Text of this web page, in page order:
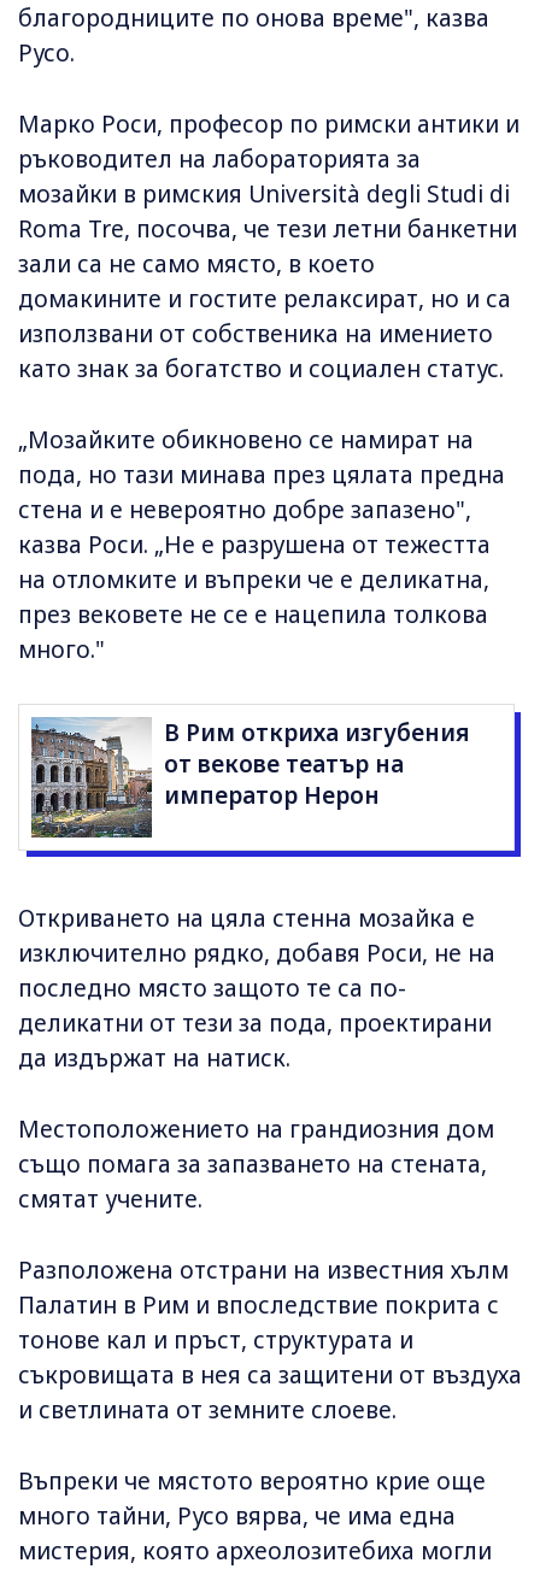
благородниците по онова време", казва
Русо.
Марко Роси, професор по римски антики и
ръководител на лабораторията за
мозайки в римския Università degli Studi di
Roma Tre, посочва, че тези летни банкетни
зали са не само място, в което
домакините и гостите релаксират, но и са
използвани от собственика на имението
като знак за богатство и социален статус.
„Мозайките обикновено се намират на
пода, но тази минава през цялата предна
стена и е невероятно добре запазено",
казва Роси. „Не е разрушена от тежестта
на отломките и въпреки че е деликатна,
през вековете не се е нацепила толкова
много."
В Рим откриха изгубения
от векове театър на
император Нерон
Откриването на цяла стенна мозайка е
изключително рядко, добавя Роси, не на
последно място защото те са по-
деликатни от тези за пода, проектирани
да издържат на натиск.
Местоположението на грандиозния дом
също помага за запазването на стената,
смятат учените.
Разположена отстрани на известния хълм
Палатин в Рим и впоследствие покрита с
тонове кал и пръст, структурата и
съкровищата в нея са защитени от въздуха
и светлината от земните слоеве.
Въпреки че мястото вероятно крие още
много тайни, Русо вярва, че има една
мистерия, която археолозитебиха могли